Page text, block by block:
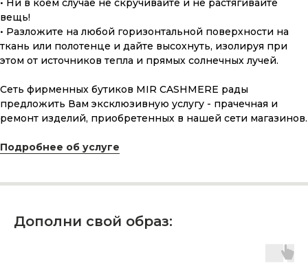
• Ни в коем случае не скручивайте и не растягивайте
вещь!
• Разложите на любой горизонтальной поверхности на
ткань или полотенце и дайте высохнуть, изолируя при
этом от источников тепла и прямых солнечных лучей.
Сеть фирменных бутиков MIR CASHMERE рады
предложить Вам эксклюзивную услугу - прачечная и
ремонт изделий, приобретенных в нашей сети магазинов.
Подробнее об услуге
Дополни свой образ:
ПОДАРОЧНАЯ КАРТА
Что может быть лучше подарка,
КУПИТЬ КАРТУ